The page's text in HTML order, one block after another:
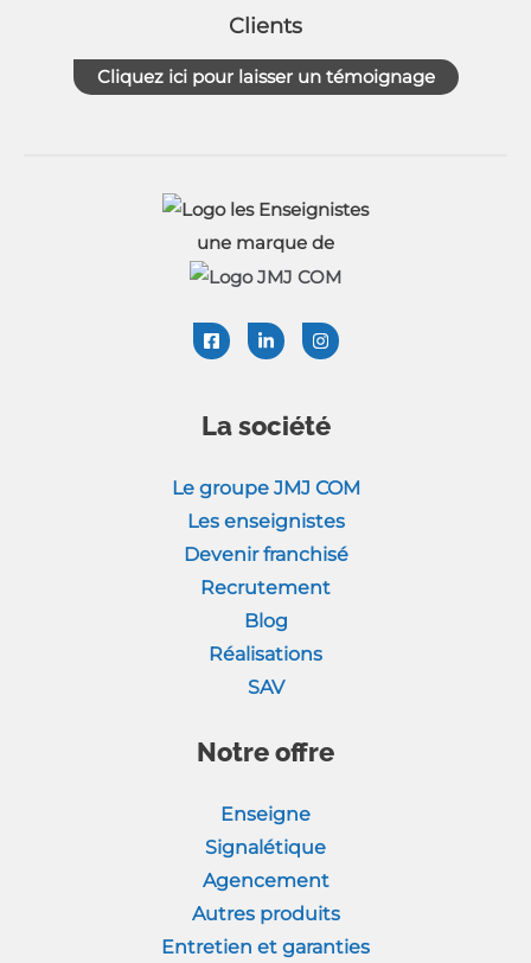
Clients
Cliquez ici pour laisser un témoignage
une marque de
La société
Le groupe JMJ COM
Les enseignistes
Devenir franchisé
Recrutement
Blog
Réalisations
SAV
Notre offre
Enseigne
Signalétique
Agencement
Autres produits
Entretien et garanties